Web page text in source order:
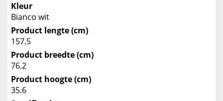
Kleur
Bianco wit
Product lengte (cm)
157.5
Product breedte (cm)
76.2
Product hoogte (cm)
35.6